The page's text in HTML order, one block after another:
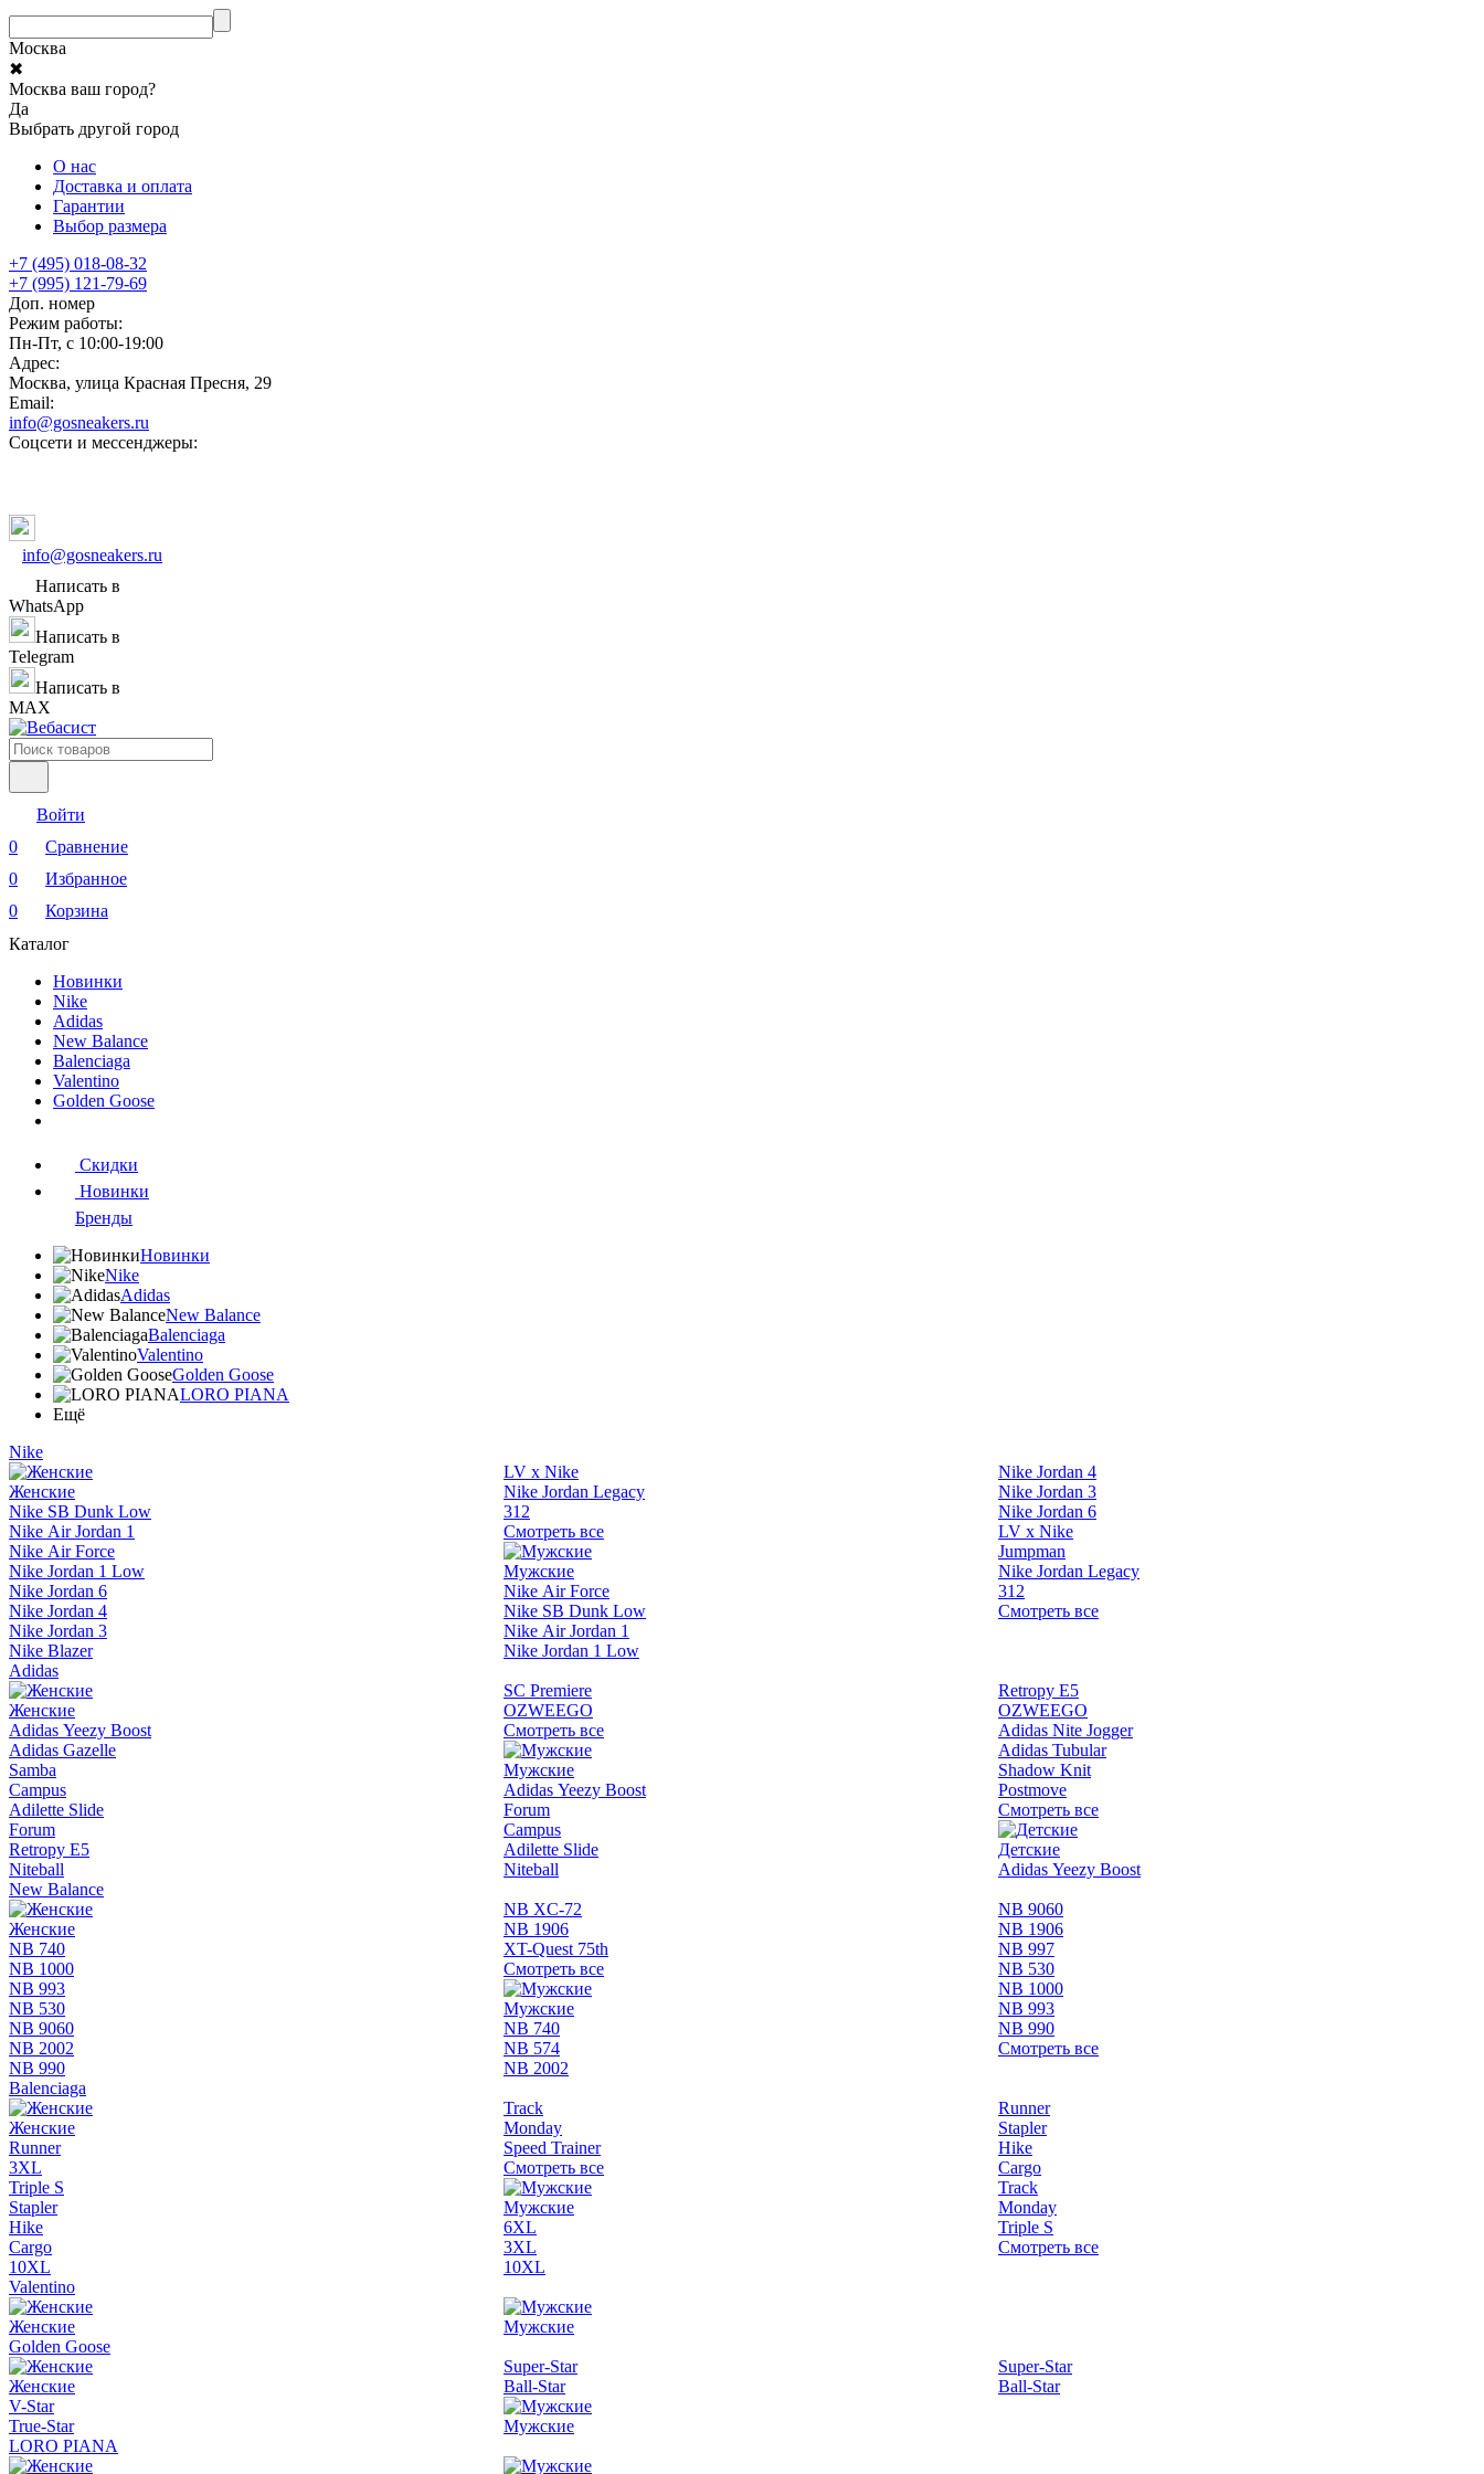
Москва
✖
Москва ваш город?
Да
Выбрать другой город
О нас
Доставка и оплата
Гарантии
Выбор размера
+7 (495) 018-08-32
+7 (995) 121-79-69
Доп. номер
Режим работы:
Пн-Пт, с 10:00-19:00
Адрес:
Москва, улица Красная Пресня, 29
Email:
info@gosneakers.ru
Соцсети и мессенджеры:
info@gosneakers.ru
Написать в
WhatsApp
Написать в
Telegram
Написать в
MAX
Войти
0
Сравнение
0
Избранное
0
Корзина
Каталог
Новинки
Nike
Adidas
New Balance
Balenciaga
Valentino
Golden Goose
Скидки
Новинки
Бренды
Новинки
Nike
Adidas
New Balance
Balenciaga
Valentino
Golden Goose
LORO PIANA
Ещё
Nike
Женские
Nike SB Dunk Low
Nike Air Jordan 1
Nike Air Force
Nike Jordan 1 Low
Nike Jordan 6
Nike Jordan 4
Nike Jordan 3
Nike Blazer
LV x Nike
Nike Jordan Legacy
312
Смотреть все
Мужские
Nike Air Force
Nike SB Dunk Low
Nike Air Jordan 1
Nike Jordan 1 Low
Nike Jordan 4
Nike Jordan 3
Nike Jordan 6
LV x Nike
Jumpman
Nike Jordan Legacy
312
Смотреть все
Adidas
Женские
Adidas Yeezy Boost
Adidas Gazelle
Samba
Campus
Adilette Slide
Forum
Retropy E5
Niteball
SC Premiere
OZWEEGO
Смотреть все
Мужские
Adidas Yeezy Boost
Forum
Campus
Adilette Slide
Niteball
Retropy E5
OZWEEGO
Adidas Nite Jogger
Adidas Tubular
Shadow Knit
Postmove
Смотреть все
Детские
Adidas Yeezy Boost
New Balance
Женские
NB 740
NB 1000
NB 993
NB 530
NB 9060
NB 2002
NB 990
NB XC-72
NB 1906
XT-Quest 75th
Смотреть все
Мужские
NB 740
NB 574
NB 2002
NB 9060
NB 1906
NB 997
NB 530
NB 1000
NB 993
NB 990
Смотреть все
Balenciaga
Женские
Runner
3XL
Triple S
Stapler
Hike
Cargo
10XL
Track
Monday
Speed Trainer
Смотреть все
Мужские
6XL
3XL
10XL
Runner
Stapler
Hike
Cargo
Track
Monday
Triple S
Смотреть все
Valentino
Женские
Мужские
Golden Goose
Женские
V-Star
True-Star
Super-Star
Ball-Star
Мужские
Super-Star
Ball-Star
LORO PIANA